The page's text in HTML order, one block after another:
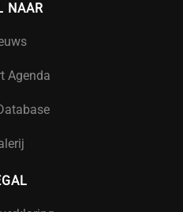
NAAR
Agenda